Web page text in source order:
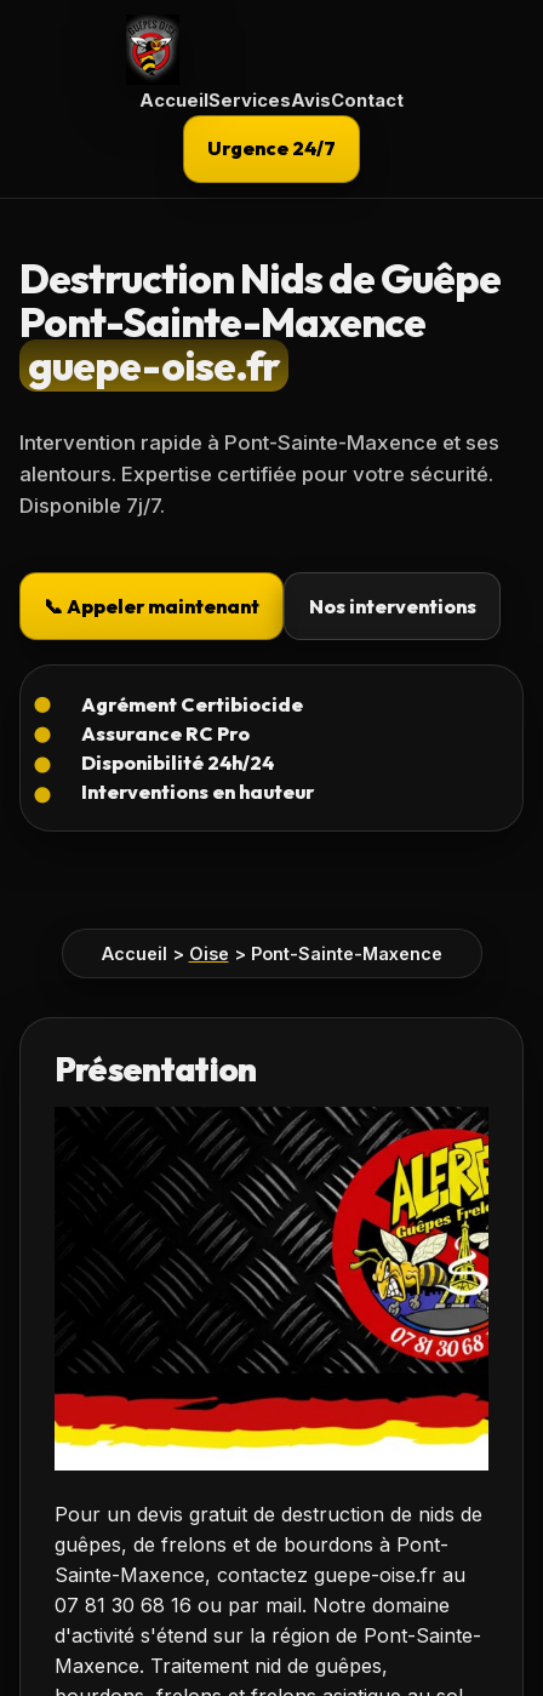
AccueilServicesAvisContact
Urgence 24/7
Destruction Nids de Guêpe
Pont-Sainte-Maxence
guepe-oise.fr
Intervention rapide à Pont-Sainte-Maxence et ses
alentours. Expertise certifiée pour votre sécurité.
Disponible 7j/7.
📞 Appeler maintenant Nos interventions
Accueil > Oise > Pont-Sainte-Maxence
Présentation
Pour un devis gratuit de destruction de nids de
guêpes, de frelons et de bourdons à Pont-
Sainte-Maxence, contactez guepe-oise.fr au
07 81 30 68 16 ou par mail. Notre domaine
d'activité s'étend sur la région de Pont-Sainte-
Maxence. Traitement nid de guêpes,